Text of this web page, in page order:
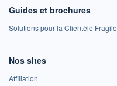
Guides et brochures
Solutions pour la Clientèle Fragile
Nos sites
Affiliation